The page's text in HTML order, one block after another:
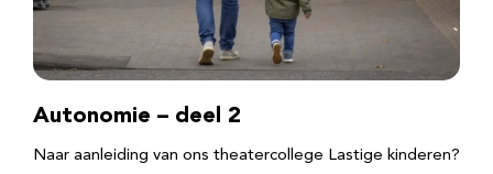
Autonomie – deel 2
Naar aanleiding van ons theatercollege Lastige kinderen?